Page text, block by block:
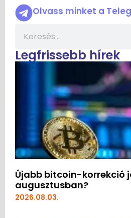
Olvass minket a
Legfrissebb hírek
Újabb bitcoin-korrekció
augusztusban?
2026.08.03.